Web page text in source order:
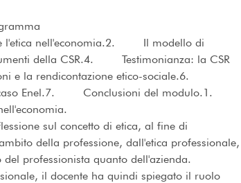
l'etica nell'economia.2. Il modello di
della CSR.4. Testimonianza: la CSR
e la rendicontazione etico-sociale.6.
caso Enel.7. Conclusioni del modulo.1.
sul concetto di etica, al fine di
della professione, dall'etica professionale,
professionista quanto dell'azienda.
il docente ha quindi spiegato il ruolo